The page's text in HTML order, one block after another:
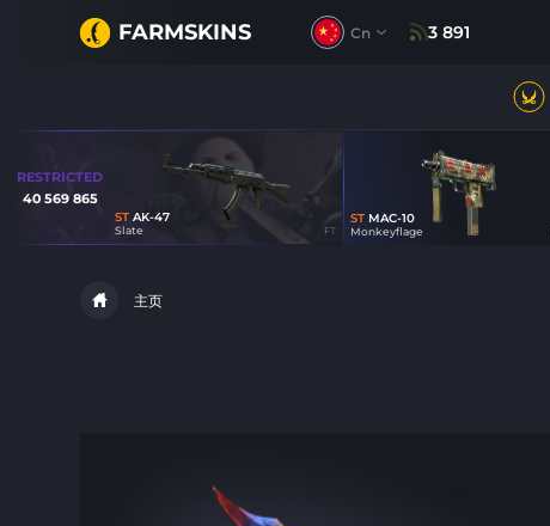
FARMSKINS Cn 3 891
RESTRICTED
40 569 865
ST AK-47
Slate FT 75
ST MAC-10
Monkeyflage
主页